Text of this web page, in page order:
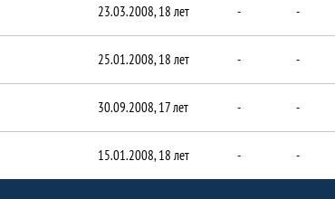
23.03.2008, 18 лет - -
25.01.2008, 18 лет - -
30.09.2008, 17 лет - -
15.01.2008, 18 лет - -